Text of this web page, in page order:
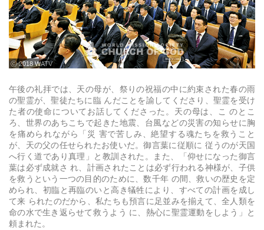
ⓒ 2018 WATV
午後の礼拝では、天の母が、祭りの祝福の中に約束された春の雨
の聖霊が、聖徒たちに臨 んだことを諭してくださり、聖霊を受け
た者の使命についてお話してくださった。天の母は、こ のとこ
ろ、世界のあちこちで起きた地震、台風などの災害の知らせに胸
を痛められながら「災 害で苦しみ、絶望する魂たちを救うこと
が、天の父の任せられたお使いだ。御言葉に従順に 従うのが天国
へ行く道であり真理」と教訓された。また、「仰せになった御言
葉は必ず成就さ れ、計画されたことは必ず行われる神様が、子供
を救うという一つの目的のために、数千年 の間、救いの歴史を定
められ、初臨と再臨のいと高き犠牲により、すべての計画を成し
て来 られたのだから、私たちも預言に足並みを揃えて、全人類を
命の水で生き返らせて救うよう に、熱心に聖霊運動をしよう」と
頼まれた。